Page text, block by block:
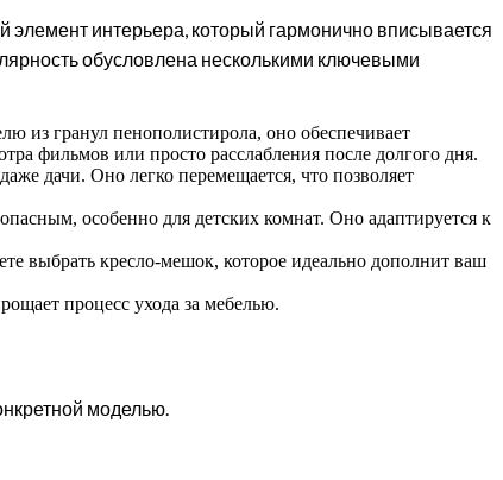
интерьера, который гармонично вписывается
обусловлена несколькими ключевыми
из гранул пенополистирола, оно обеспечивает
фильмов или просто расслабления после долгого дня.
дачи. Оно легко перемещается, что позволяет
особенно для детских комнат. Оно адаптируется к
выбрать кресло-мешок, которое идеально дополнит ваш
процесс ухода за мебелью.
моделью.